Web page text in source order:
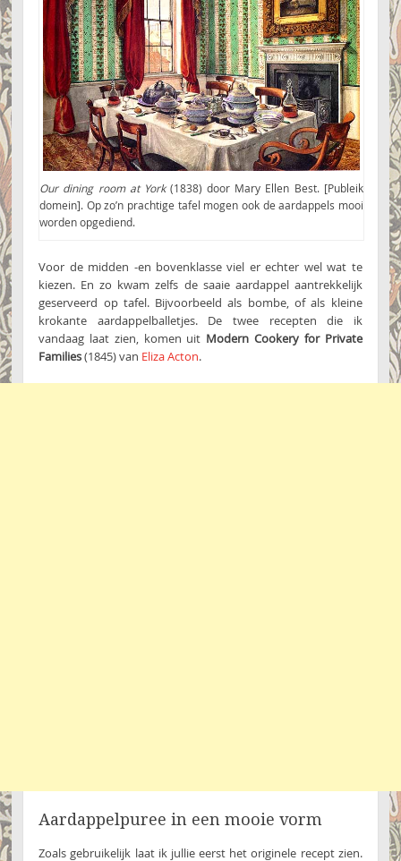
Our dining room at York(1838) door Mary Ellen Best. [Publeik
domein]. Op zo’n prachtige tafel mogen ook de aardappels mooi
worden opgediend.
Voor de midden -en bovenklasse viel er echter wel wat te
kiezen. En zo kwam zelfs de saaie aardappel aantrekkelijk
geserveerd op tafel. Bijvoorbeeld als bombe, of als kleine
krokante aardappelballetjes. De twee recepten die ik
vandaag laat zien, komen uit Modern Cookery for Private
Families(1845) van Eliza Acton.
Aardappelpuree in een mooie vorm
Zoals gebruikelijk laat ik jullie eerst het originele recept zien.